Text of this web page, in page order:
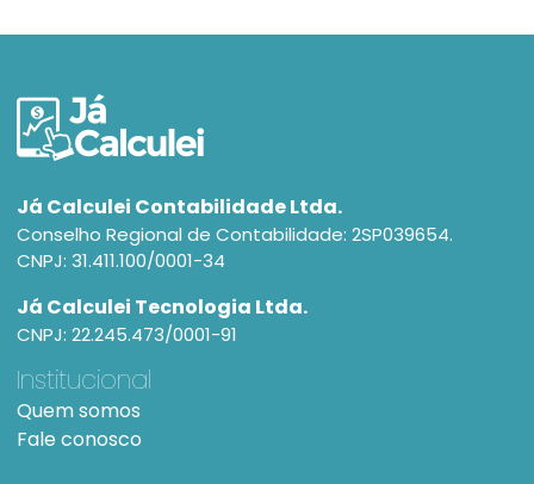
Já Calculei Contabilidade Ltda.
Conselho Regional de Contabilidade: 2SP039654.
CNPJ: 31.411.100/0001-34
Já Calculei Tecnologia Ltda.
CNPJ: 22.245.473/0001-91
Institucional
Quem somos
Fale conosco